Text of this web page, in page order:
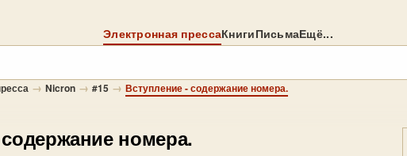
Электронная прессаКнигиПисьмаЕщё...
→ Nicron → #15 → Вступление - содержание номера.
номера.